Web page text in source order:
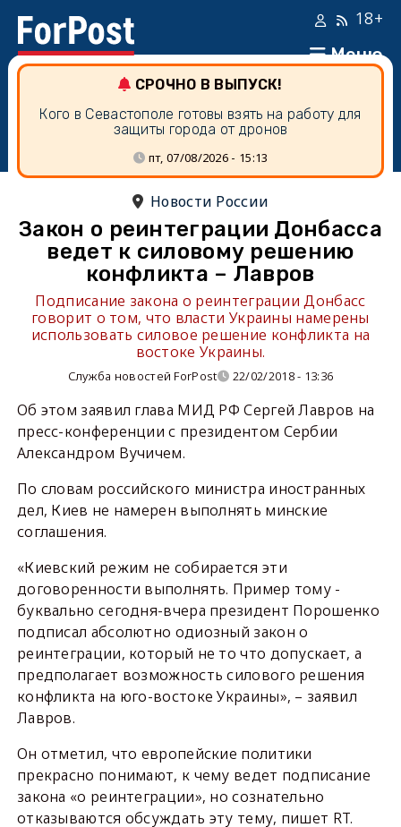
Меню
18+
СРОЧНО В ВЫПУСК!
Кого в Севастополе готовы взять на работу для
защиты города от дронов
пт, 07/08/2026 - 15:13
Новости России
Закон о реинтеграции Донбасса
ведет к силовому решению
конфликта – Лавров
Подписание закона о реинтеграции Донбасс
говорит о том, что власти Украины намерены
использовать силовое решение конфликта на
востоке Украины.
Служба новостей ForPost 22/02/2018 - 13:36
Об этом заявил глава МИД РФ Сергей Лавров на
пресс-конференции с президентом Сербии
Александром Вучичем.
По словам российского министра иностранных
дел, Киев не намерен выполнять минские
соглашения.
«Киевский режим не собирается эти
договоренности выполнять. Пример тому -
буквально сегодня-вчера президент Порошенко
подписал абсолютно одиозный закон о
реинтеграции, который не то что допускает, а
предполагает возможность силового решения
конфликта на юго-востоке Украины», – заявил
Лавров.
Он отметил, что европейские политики
прекрасно понимают, к чему ведет подписание
закона «о реинтеграции», но сознательно
отказываются обсуждать эту тему, пишет RT.